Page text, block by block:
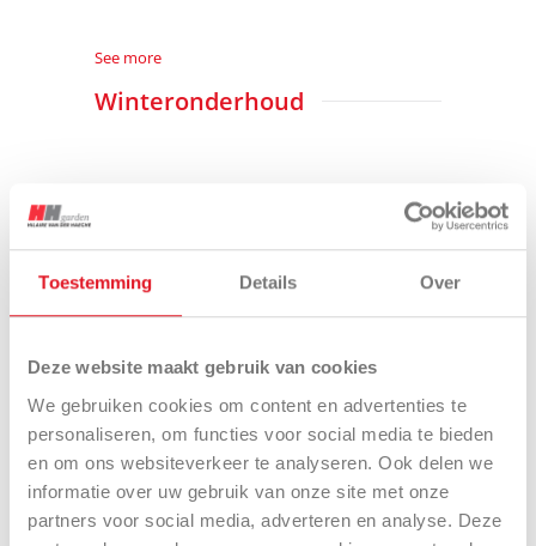
Toestemming Details Over
Deze website maakt gebruik van cookies
We gebruiken cookies om content en advertenties te
personaliseren, om functies voor social media te bieden
en om ons websiteverkeer te analyseren. Ook delen we
informatie over uw gebruik van onze site met onze
partners voor social media, adverteren en analyse. Deze
See more
Winteronderhoud
Zoutstrooiers EK-SH Hydro - hydraulische
aandrijving